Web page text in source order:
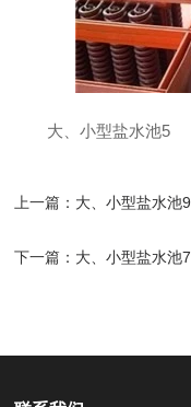
大、小型盐水池5
上一篇： 大、小型盐水池9
下一篇： 大、小型盐水池7